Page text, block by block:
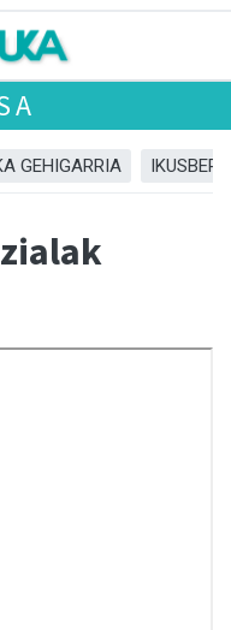
GEHIGARRIA IKUSBERA